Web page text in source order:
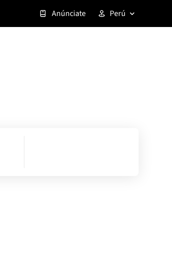
Anúnciate Perú